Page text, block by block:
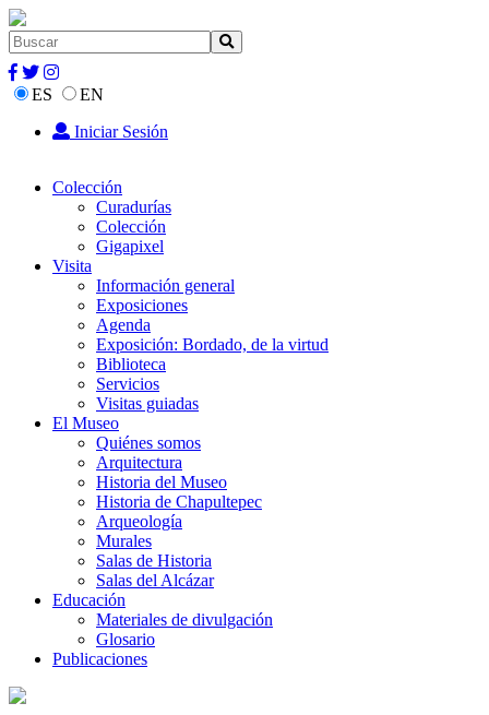
ES
EN
Iniciar Sesión
Colección
Curadurías
Colección
Gigapixel
Visita
Información general
Exposiciones
Agenda
Exposición: Bordado, de la virtud
Biblioteca
Servicios
Visitas guiadas
El Museo
Quiénes somos
Arquitectura
Historia del Museo
Historia de Chapultepec
Arqueología
Murales
Salas de Historia
Salas del Alcázar
Educación
Materiales de divulgación
Glosario
Publicaciones